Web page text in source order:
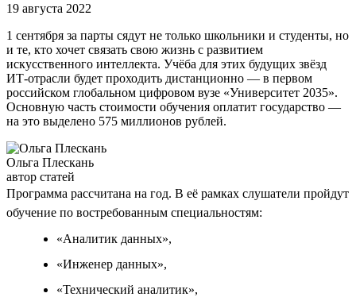
19 августа 2022
1 сентября за парты сядут не только школьники и студенты, но
и те, кто хочет связать свою жизнь с развитием
искусственного интеллекта. Учёба для этих будущих звёзд
ИТ-отрасли будет проходить дистанционно — в первом
российском глобальном цифровом вузе «Университет 2035».
Основную часть стоимости обучения оплатит государство —
на это выделено 575 миллионов рублей.
Ольга Плескань
автор статей
Программа рассчитана на год. В её рамках слушатели пройдут
обучение по востребованным специальностям:
«Аналитик данных»,
«Инженер данных»,
«Технический аналитик»,